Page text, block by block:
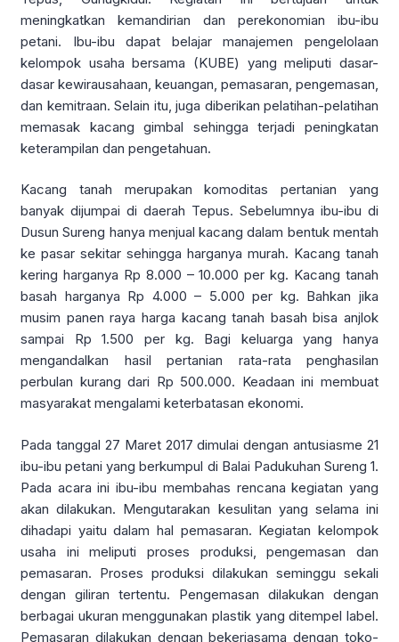
meningkatkan kemandirian dan perekonomian ibu-ibu
petani. Ibu-ibu dapat belajar manajemen pengelolaan
kelompok usaha bersama (KUBE) yang meliputi dasar-
dasar kewirausahaan, keuangan, pemasaran, pengemasan,
dan kemitraan. Selain itu, juga diberikan pelatihan-pelatihan
memasak kacang gimbal sehingga terjadi peningkatan
keterampilan dan pengetahuan.
Kacang tanah merupakan komoditas pertanian yang
banyak dijumpai di daerah Tepus. Sebelumnya ibu-ibu di
Dusun Sureng hanya menjual kacang dalam bentuk mentah
ke pasar sekitar sehingga harganya murah. Kacang tanah
kering harganya Rp 8.000 – 10.000 per kg. Kacang tanah
basah harganya Rp 4.000 – 5.000 per kg. Bahkan jika
musim panen raya harga kacang tanah basah bisa anjlok
sampai Rp 1.500 per kg. Bagi keluarga yang hanya
mengandalkan hasil pertanian rata-rata penghasilan
perbulan kurang dari Rp 500.000. Keadaan ini membuat
masyarakat mengalami keterbatasan ekonomi.
Pada tanggal 27 Maret 2017 dimulai dengan antusiasme 21
ibu-ibu petani yang berkumpul di Balai Padukuhan Sureng 1.
Pada acara ini ibu-ibu membahas rencana kegiatan yang
akan dilakukan. Mengutarakan kesulitan yang selama ini
dihadapi yaitu dalam hal pemasaran. Kegiatan kelompok
usaha ini meliputi proses produksi, pengemasan dan
pemasaran. Proses produksi dilakukan seminggu sekali
dengan giliran tertentu. Pengemasan dilakukan dengan
berbagai ukuran menggunakan plastik yang ditempel label.
Pemasaran dilakukan dengan bekerjasama dengan toko-